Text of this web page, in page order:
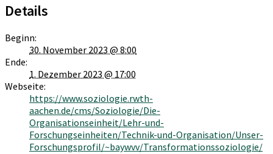
Details
Beginn:
30. November 2023 @ 8:00
Ende:
1. Dezember 2023 @ 17:00
Webseite:
https://www.soziologie.rwth-
aachen.de/cms/Soziologie/Die-
Organisationseinheit/Lehr-und-
Forschungseinheiten/Technik-und-Organisation/Unser-
Forschungsprofil/~baywvv/Transformationssoziologie/